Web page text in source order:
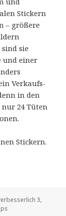
Stickern
– größere
sie
und einer
Verkaufs-
in den
24 Tüten
Stickern.
3,